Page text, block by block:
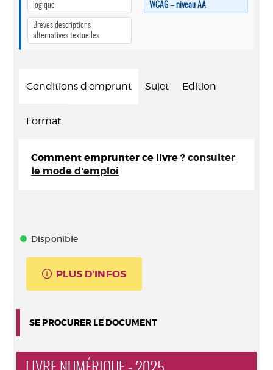
logique
Brèves descriptions
alternatives textuelles
WCAG – niveau AA
Conditions d'emprunt Sujet Edition
Format
Comment emprunter ce livre ? consulter
le mode d'emploi
Disponible
PLUS D'INFOS
SE PROCURER LE DOCUMENT